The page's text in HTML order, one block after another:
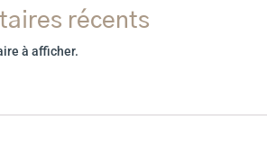
récents
à afficher.